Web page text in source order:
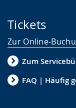
Tickets
Zur Online-
Zum
FAQ | Häufig